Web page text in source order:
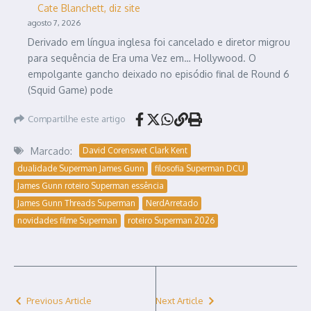
Cate Blanchett, diz site
agosto 7, 2026
Derivado em língua inglesa foi cancelado e diretor migrou
para sequência de Era uma Vez em… Hollywood. O
empolgante gancho deixado no episódio final de Round 6
(Squid Game) pode
Compartilhe este artigo
Marcado:
David Corenswet Clark Kent
dualidade Superman James Gunn
filosofia Superman DCU
James Gunn roteiro Superman essência
James Gunn Threads Superman
NerdArretado
novidades filme Superman
roteiro Superman 2026
Previous Article Next Article